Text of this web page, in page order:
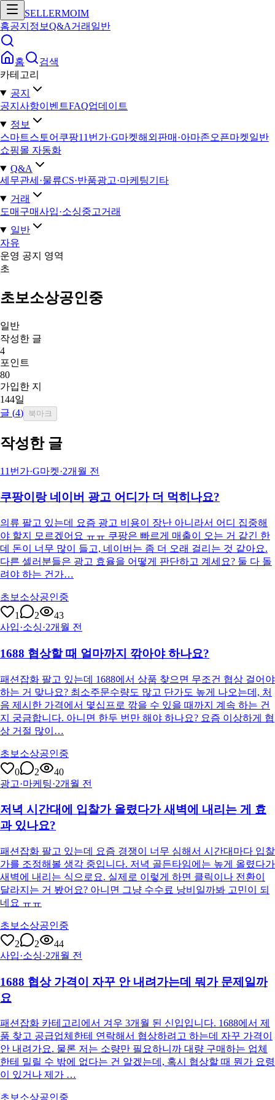
SELLERMOIM
홈공지 정보Q&A거래 일반
홈
검색
카테고리
공지
공지사항이벤트FAQ업데이트
정보
스마트스토어 쿠팡11번가·G마켓해외판매·아마존오픈마켓일반
쇼핑몰 자동화
Q&A
세무관세·물류CS·반품광고·마케팅기타
거래
도매구매사입·소싱중고거래
일반
자유
운영 공지 영역
초
초보소상공인중
일반
작성한 글
4
포인트
80
가입한 지
144일
글 (4) 북마크
작성한 글
11번가·G마켓·2개월 전
쿠팡이랑 네이버 광고 어디가 더 먹히나요?
의류 팔고 있는데 요즘 광고 비용이 장난 아니라서 어디 집중해
야 할지 모르겠어요 ㅠㅠ 쿠팡은 빠르게 매출이 오는 거 같긴 한
데 돈이 너무 많이 들고, 네이버는 좀 더 오래 걸리는 것 같아요.
다른 셀러분들은 광고 효율을 어떻게 판단하고 계세요? 둘 다 돌
려야 하는 건가…
초보소상공인중
1
2
43
사입·소싱·2개월 전
1688 협상할 때 얼마까지 깎아야 하나요?
패션잡화 팔고 있는데 1688에서 상품 찾으면 무조건 협상 걸어야
하는 거 맞나요? 최소주문수량도 많고 단가도 높게 나오는데, 처
음 제시한 가격에서 몇십프로 깎을 수 있을 때까지 계속 하는 건
지 궁금합니다. 아니면 한두 번만 해야 하나요? 요즘 이상하게 협
상 거절 많이…
초보소상공인중
0
2
40
광고·마케팅·2개월 전
저녁 시간대에 입찰가 올렸다가 새벽에 내리는 게 효
과 있나요?
패션잡화 팔고 있는데 요즘 경쟁이 너무 심해서 시간대마다 입찰
가를 조정해볼 생각 중입니다. 저녁 골든타임에는 높게 올렸다가
새벽에 내리는 식으로요. 실제로 이렇게 하면 클릭이나 전환이
달라지는 거 봤어요? 아니면 그냥 수수료 낭비일까봐 고민이 되
네요 ㅠㅠ
초보소상공인중
2
2
44
사입·소싱·2개월 전
1688 협상 가격이 자꾸 안 내려가는데 뭐가 문제일까
요
패션잡화 카테고리에서 겨우 3개월 된 신입입니다. 1688에서 제
품 찾고 공급업체한테 연락해서 협상하려고 하는데 자꾸 가격이
안 내려가요. 물론 저는 소량만 필요하니까 대량 구매하는 업체
한테 밀릴 수 밖에 없다는 건 알겠는데, 혹시 협상할 때 뭔가 요령
이 있거나 제가 …
초보소상공인중